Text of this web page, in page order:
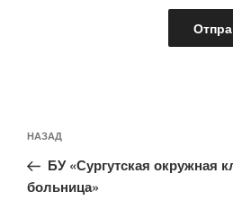
по
записям
Предыдущая
запись:
НАЗАД
БУ «Сургутская окружная
больница»